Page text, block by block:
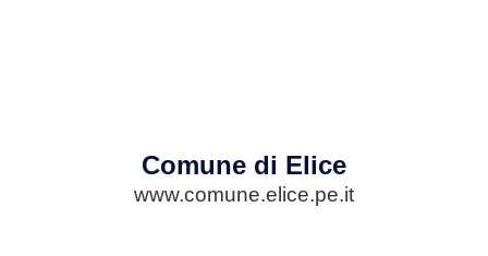
Comune di Elice
www.comune.elice.pe.it